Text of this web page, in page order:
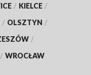
/ KIELCE /
/ OLSZTYN /
/
/ WROCŁAW